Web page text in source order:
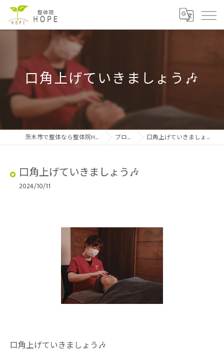
口角上げていきましょう🎶
茨木市で整体なら整体院HOPE ブログ 口角上げていきましょう🎶
口角上げていきましょう🎶
2024/10/11
口角上げていきましょう🎶